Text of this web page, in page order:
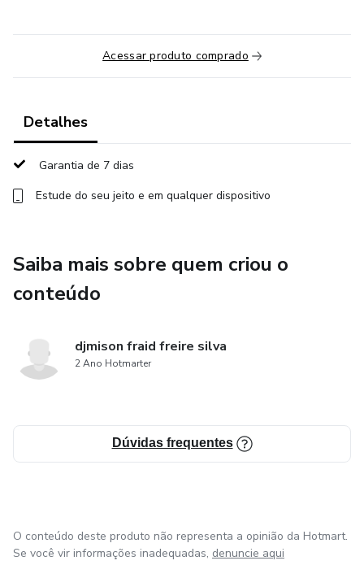
Acessar produto comprado
Detalhes
Garantia de 7 dias
Estude do seu jeito e em qualquer dispositivo
Saiba mais sobre quem criou o
conteúdo
djmison fraid freire silva
2 Ano Hotmarter
Dúvidas frequentes
O conteúdo deste produto não representa a opinião da Hotmart.
Se você vir informações inadequadas, denuncie aqui